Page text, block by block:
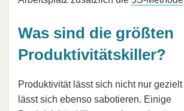
Was sind die größten
Produktivitätskiller?
Produktivität lässt sich nicht nur
lässt sich ebenso sabotieren. Einige